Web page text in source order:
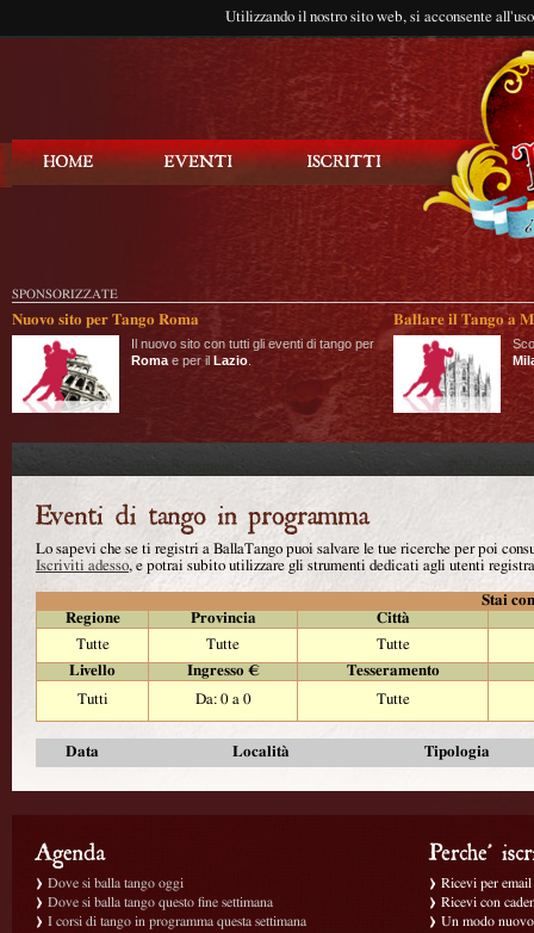
Utilizzando il nostro sito web, si acconsente
SPONSORIZZATE
Nuovo sito per Tango Roma
Il nuovo sito con tutti gli eventi di tango per
Roma e per il Lazio
Ballare il Tango a
Lo sapevi che se ti registri a BallaTango puoi salvare le tue ricerche per poi
Iscriviti adesso, e potrai subito utilizzare gli strumenti dedicati agli utenti
Stai
Regione
Provincia
Città
Tutte
Tutte
Tutte
Livello
Ingresso €
Tesseramento
Tutti
Da: 0 a 0 Tutte
Data Località Tipologia
Dove si balla tango oggi
Dove si balla tango questo fine settimana
I corsi di tango in programma questa settimana
Ricevi per
Ricevi con
Un modo